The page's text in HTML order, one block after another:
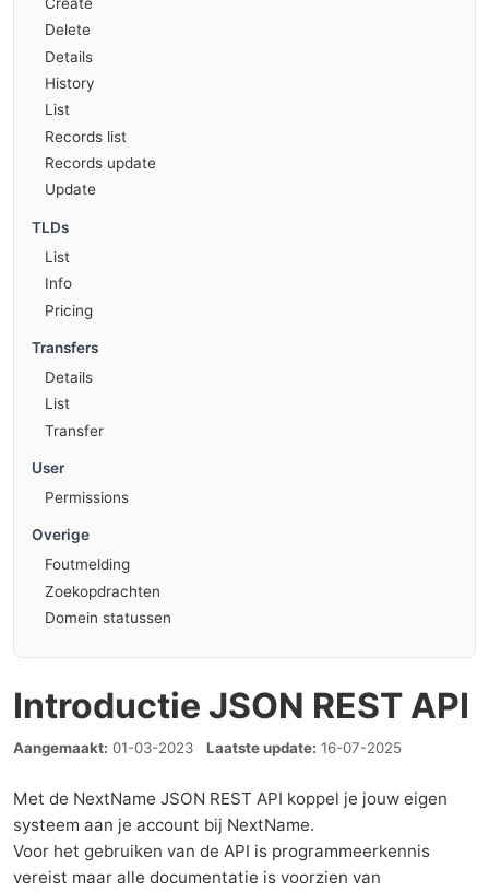
Delete
Details
History
List
Records list
Records update
Update
TLDs
List
Info
Pricing
Transfers
Details
List
Transfer
User
Permissions
Overige
Foutmelding
Zoekopdrachten
Domein statussen
Introductie JSON REST API
Aangemaakt: 01-03-2023 Laatste update: 16-07-2025
Met de NextName JSON REST API koppel je jouw eigen
systeem aan je account bij NextName.
Voor het gebruiken van de API is programmeerkennis
vereist maar alle documentatie is voorzien van